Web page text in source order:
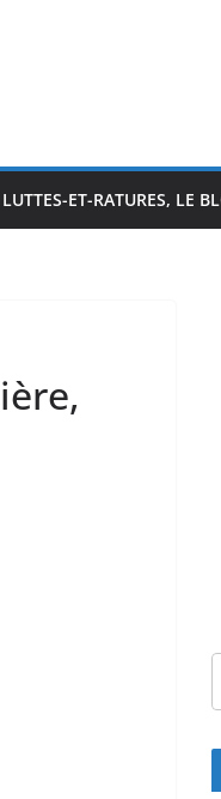
LUTTES-ET-RATURES, LE